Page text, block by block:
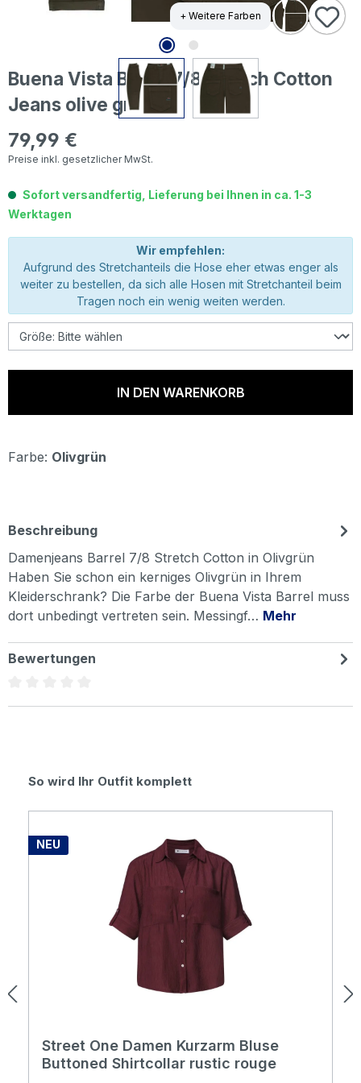
+ Weitere Farben
Buena Vista Barrel 7/8 Stretch Cotton
Jeans olive green
Regulärer Preis:
79,99 €
Preise inkl. gesetzlicher MwSt.
Sofort versandfertig, Lieferung bei Ihnen in ca. 1-3
Werktagen
Wir empfehlen:
Aufgrund des Stretchanteils die Hose eher etwas enger als
weiter zu bestellen, da sich alle Hosen mit Stretchanteil beim
Tragen noch ein wenig weiten werden.
IN DEN WARENKORB
Farbe: Olivgrün
Beschreibung
Damenjeans Barrel 7/8 Stretch Cotton in Olivgrün
Haben Sie schon ein kerniges Olivgrün in Ihrem
Kleiderschrank? Die Farbe der Buena Vista Barrel muss
dort unbedingt vertreten sein. Messingf… Mehr
Bewertungen
Produktgalerie überspringen
So wird Ihr Outfit komplett
NEU
Street One Damen Kurzarm Bluse
Buttoned Shirtcollar rustic rouge